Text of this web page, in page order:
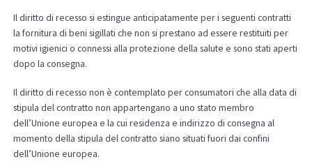
Il diritto di recesso si estingue anticipatamente per i seguenti contratti
la fornitura di beni sigillati che non si prestano ad essere restituiti per
motivi igienici o connessi alla protezione della salute e sono stati aperti
dopo la consegna.
Il diritto di recesso non è contemplato per consumatori che alla data di
stipula del contratto non appartengano a uno stato membro
dell’Unione europea e la cui residenza e indirizzo di consegna al
momento della stipula del contratto siano situati fuori dai confini
dell’Unione europea.